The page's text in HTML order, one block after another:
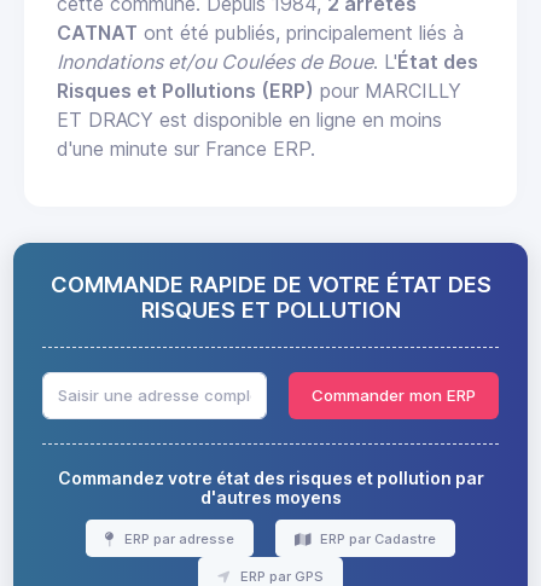
CATNAT ont été publiés, principalement liés à
Inondations et/ou Coulées de Boue. L'État des
Risques et Pollutions (ERP) pour MARCILLY
ET DRACY est disponible en ligne en moins
d'une minute sur France ERP.
COMMANDE RAPIDE DE VOTRE ÉTAT DES
RISQUES ET POLLUTION
Commander mon ERP
Commandez votre état des risques et pollution par
d'autres moyens
ERP par adresse ERP par Cadastre
ERP par GPS